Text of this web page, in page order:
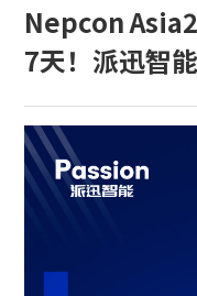
Nepcon
7天！派迅智